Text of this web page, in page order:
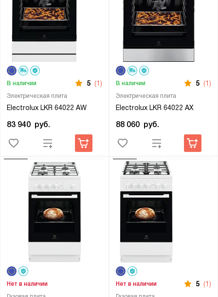
Электрическая плита
Electrolux LKR 64022 AW
В наличии 5 (1)
83 940 руб.
Электрическая плита
Electrolux LKR 64022 AX
В наличии 5 (1)
88 060 руб.
Нет в наличии
Нет в наличии 5 (1)